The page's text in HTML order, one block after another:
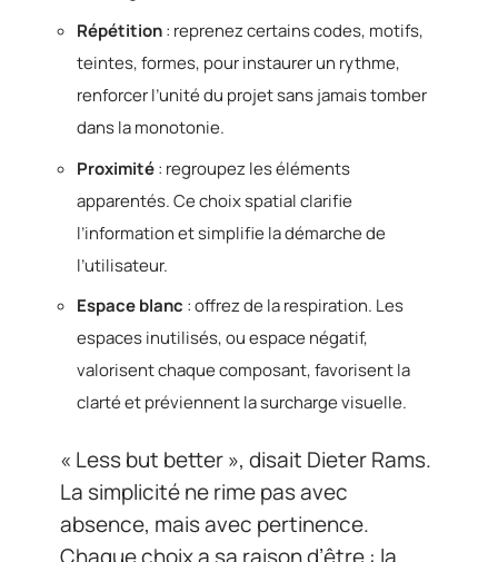
Répétition: reprenez certains codes, motifs,
teintes, formes, pour instaurer un rythme,
renforcer l’unité du projet sans jamais tomber
dans la monotonie.
Proximité: regroupez les éléments
apparentés. Ce choix spatial clarifie
l’information et simplifie la démarche de
l’utilisateur.
Espace blanc : offrez de la respiration. Les
espaces inutilisés, ou espace négatif,
valorisent chaque composant, favorisent la
clarté et préviennent la surcharge visuelle.
« Less but better », disait Dieter Rams.
La simplicité ne rime pas avec
absence, mais avec pertinence.
Chaque choix a sa raison d’être : la